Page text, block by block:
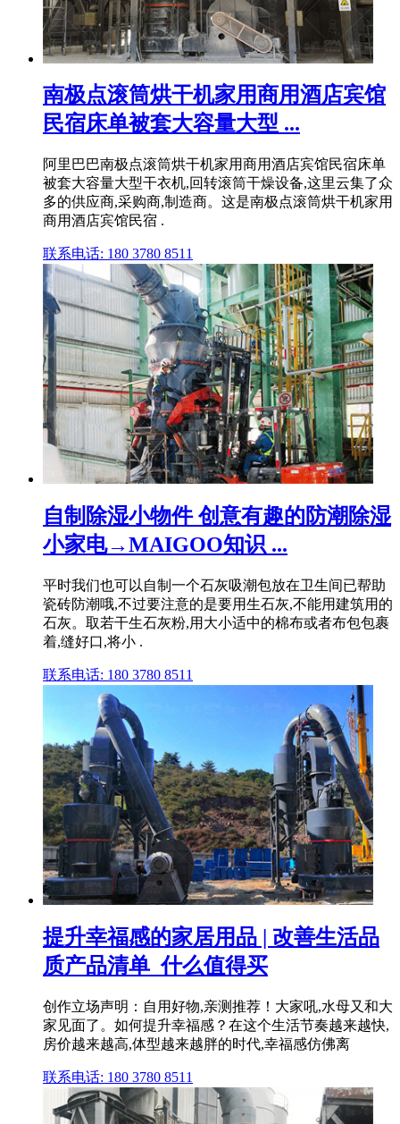
南极点滚筒烘干机家用商用酒店宾馆
民宿床单被套大容量大型 ...
阿里巴巴南极点滚筒烘干机家用商用酒店宾馆民宿床单
被套大容量大型干衣机,回转滚筒干燥设备,这里云集了众
多的供应商,采购商,制造商。这是南极点滚筒烘干机家用
商用酒店宾馆民宿 .
联系电话: 180 3780 8511
自制除湿小物件 创意有趣的防潮除湿
小家电→MAIGOO知识 ...
平时我们也可以自制一个石灰吸潮包放在卫生间已帮助
瓷砖防潮哦,不过要注意的是要用生石灰,不能用建筑用的
石灰。取若干生石灰粉,用大小适中的棉布或者布包包裹
着,缝好口,将小 .
联系电话: 180 3780 8511
提升幸福感的家居用品 | 改善生活品
质产品清单_什么值得买
创作立场声明：自用好物,亲测推荐！大家吼,水母又和大
家见面了。如何提升幸福感？在这个生活节奏越来越快,
房价越来越高,体型越来越胖的时代,幸福感仿佛离
联系电话: 180 3780 8511